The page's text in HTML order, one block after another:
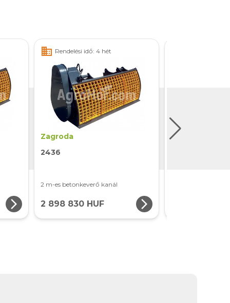
arrow_forward_ios
business Rendelési idő: 4 hét
Zagroda
2436
2 m-es betonkeverő kanál
2 898 830 HUF arrow_forward_ios
Metal Technik